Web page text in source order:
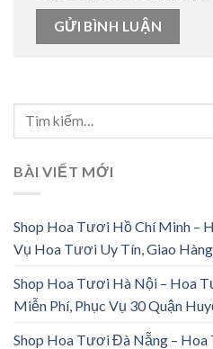
BÀI VIẾT MỚI
Shop Hoa Tươi Hồ Chí Minh –
Vụ Hoa Tươi Uy Tín, Giao
Shop Hoa Tươi Hà Nội – Hoa
Miễn Phí, Phục Vụ 30 Quận
Shop Hoa Tươi Đà Nẵng –